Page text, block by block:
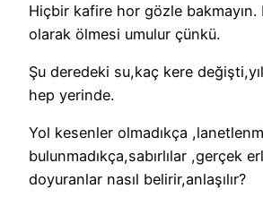
Hiçbir kafire hor gözle bakmayın.
olarak ölmesi umulur çünkü.
Şu deredeki su,kaç kere
hep yerinde.
Yol kesenler olmadıkça
bulunmadıkça,sabırlılar ,gerçek
doyuranlar nasıl belirir,anlaşılır?